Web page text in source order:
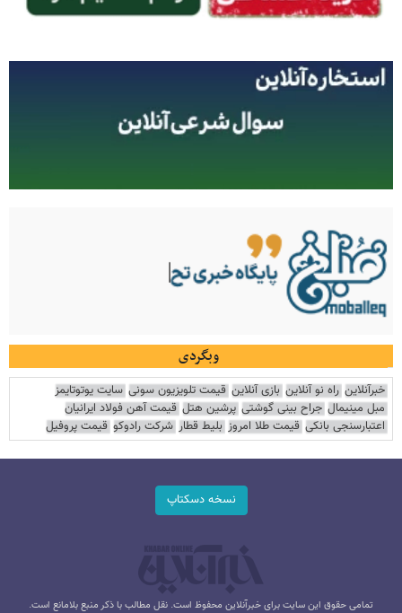
وبگردی
خبرآنلاین راه نو آنلاین بازی آنلاین قیمت تلویزیون سونی سایت یوتوتایمز
مبل مینیمال جراح بینی گوشتی پرشین هتل قیمت آهن فولاد ایرانیان
اعتبارسنجی بانکی قیمت طلا امروز بلیط قطار شرکت رادوکو قیمت پروفیل
نسخه دسکتاپ
تمامی حقوق این سایت برای خبرآنلاین محفوظ است. نقل مطالب با ذکر منبع بلامانع است.